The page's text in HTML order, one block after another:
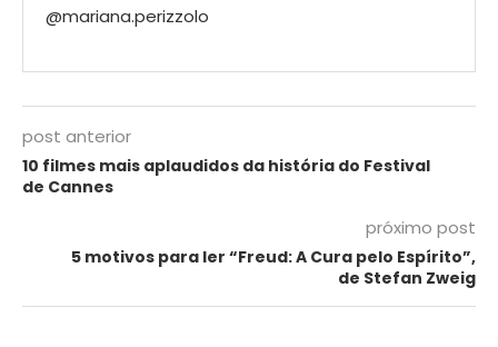
@mariana.perizzolo
post anterior
10 filmes mais aplaudidos da história do Festival
de Cannes
próximo post
5 motivos para ler “Freud: A Cura pelo Espírito”,
de Stefan Zweig